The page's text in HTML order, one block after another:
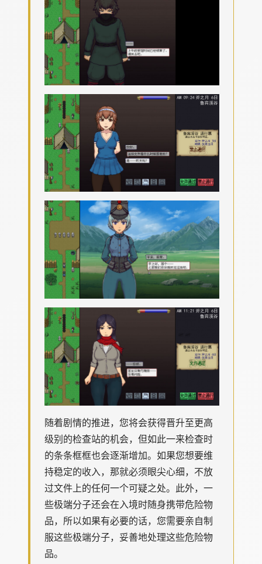
随着剧情的推进，您将会获得晋升至更高
级别的检查站的机会，但如此一来检查时
的条条框框也会逐渐增加。如果您想要维
持稳定的收入，那就必须眼尖心细，不放
过文件上的任何一个可疑之处。此外，一
些极端分子还会在入境时随身携带危险物
品，所以如果有必要的话，您需要亲自制
服这些极端分子，妥善地处理这些危险物
品。